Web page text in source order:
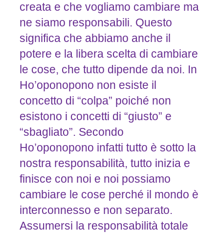
creata e che vogliamo cambiare ma
ne siamo responsabili. Questo
significa che abbiamo anche il
potere e la libera scelta di cambiare
le cose, che tutto dipende da noi. In
Ho’oponopono non esiste il
concetto di “colpa” poiché non
esistono i concetti di “giusto” e
“sbagliato”. Secondo
Ho’oponopono infatti tutto è sotto la
nostra responsabilità, tutto inizia e
finisce con noi e noi possiamo
cambiare le cose perché il mondo è
interconnesso e non separato.
Assumersi la responsabilità totale